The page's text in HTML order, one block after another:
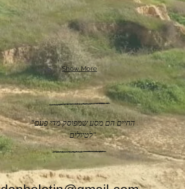
Show More
"החיים הם מסע שמפוסק מדי פעם
לטיולים"